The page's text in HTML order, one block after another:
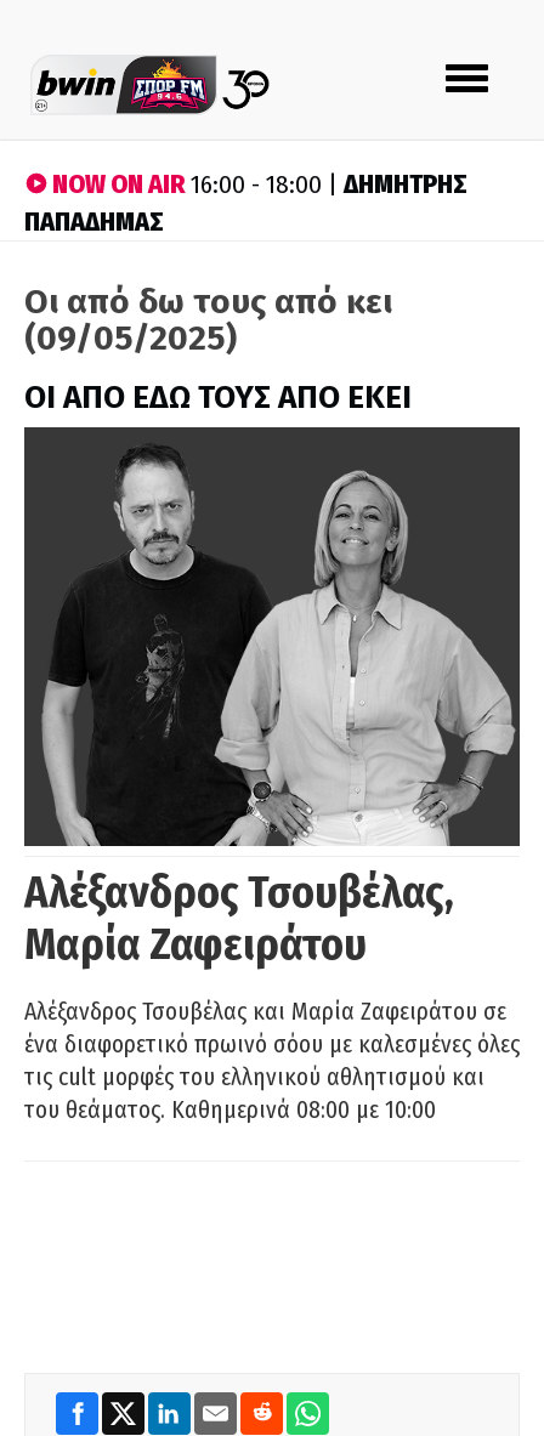
Toggle
navigation
NOW ON AIR16:00 - 18:00 |ΔΗΜΗΤΡΗΣ
ΠΑΠΑΔΗΜΑΣ
Οι από δω τους από κει
(09/05/2025)
ΟΙ ΑΠΟ ΕΔΩ ΤΟΥΣ ΑΠΟ ΕΚΕΙ
Αλέξανδρος Τσουβέλας,
Μαρία Ζαφειράτου
Αλέξανδρος Τσουβέλας και Μαρία Ζαφειράτου σε
ένα διαφορετικό πρωινό σόου με καλεσμένες όλες
τις cult μορφές του ελληνικού αθλητισμού και
του θεάματος. Καθημερινά 08:00 με 10:00